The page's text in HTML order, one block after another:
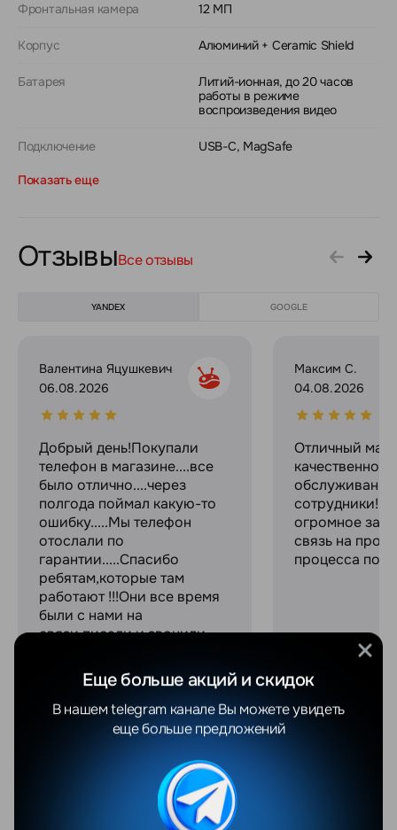
Фронтальная камера 12 МП
Корпус Алюминий + Ceramic Shield
Батарея
Литий-ионная, до 20 часов
работы в режиме
воспроизведения видео
Подключение USB-C, MagSafe
Показать еще
ОтзывыВсе отзывы
YANDEX GOOGLE
Валентина Яцушкевич
06.08.2026
Добрый день!Покупали
телефон в магазине....все
было отлично....через
полгода поймал какую-то
ошибку.....Мы телефон
отослали по
гарантии.....Спасибо
ребятам,которые там
работают !!!Они все время
были с нами на
связи,писали и звонили,
объясняли все....Просто
профессионалы своего
дел...
Увидеть весь отзыв
Максим С.
04.08.2026
Отличный
качественное
сотрудники!
огромное за
связь на
процесса
Еще больше акций и скидок
В нашем telegram канале Вы можете увидеть
еще больше предложений